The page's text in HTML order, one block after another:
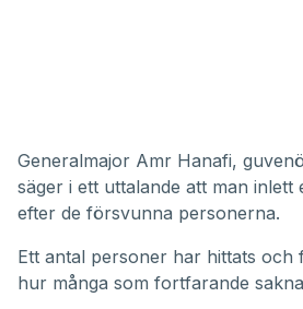
Generalmajor Amr Hanafi,
säger i ett uttalande att man inlett
efter de försvunna personerna.
Ett antal personer har hittats och
hur många som fortfarande